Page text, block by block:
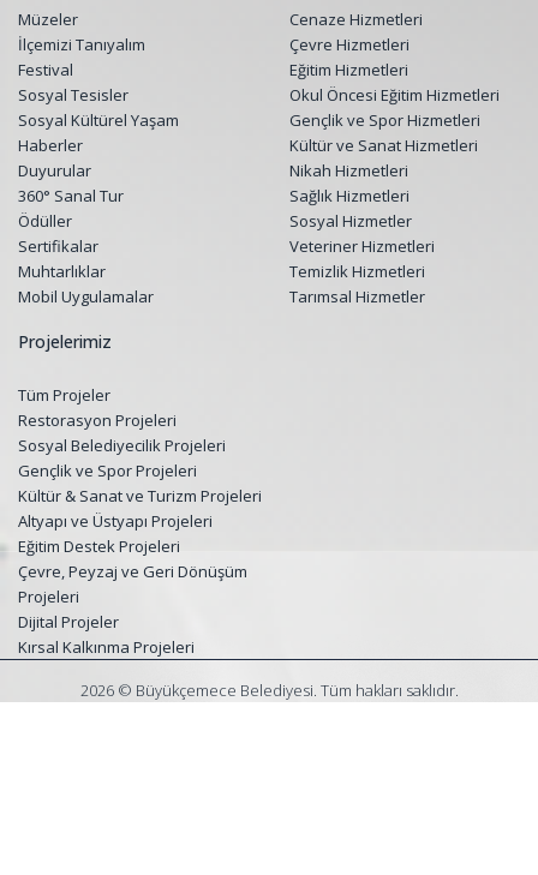
Müzeler
İlçemizi Tanıyalım
Festival
Sosyal Tesisler
Sosyal Kültürel Yaşam
Haberler
Duyurular
360° Sanal Tur
Ödüller
Sertifikalar
Muhtarlıklar
Mobil Uygulamalar
Cenaze Hizmetleri
Çevre Hizmetleri
Eğitim Hizmetleri
Okul Öncesi Eğitim Hizmetleri
Gençlik ve Spor Hizmetleri
Kültür ve Sanat Hizmetleri
Nikah Hizmetleri
Sağlık Hizmetleri
Sosyal Hizmetler
Veteriner Hizmetleri
Temizlik Hizmetleri
Tarımsal Hizmetler
Projelerimiz
Tüm Projeler
Restorasyon Projeleri
Sosyal Belediyecilik Projeleri
Gençlik ve Spor Projeleri
Kültür & Sanat ve Turizm Projeleri
Altyapı ve Üstyapı Projeleri
Eğitim Destek Projeleri
Çevre, Peyzaj ve Geri Dönüşüm
Projeleri
Dijital Projeler
Kırsal Kalkınma Projeleri
2026 © Büyükçemece Belediyesi. Tüm hakları saklıdır.